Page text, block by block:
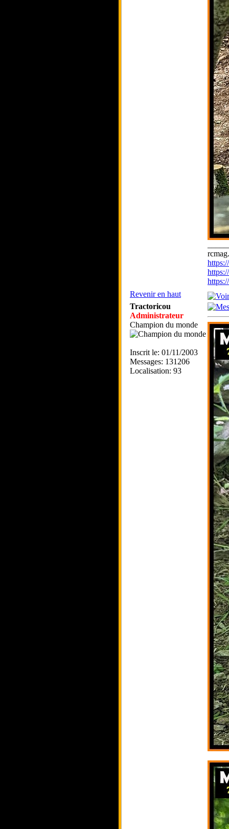
Revenir en haut
Tractoricou
Administrateur
Champion du monde
Inscrit le: 01/11/2003
Messages: 131206
Localisation: 93